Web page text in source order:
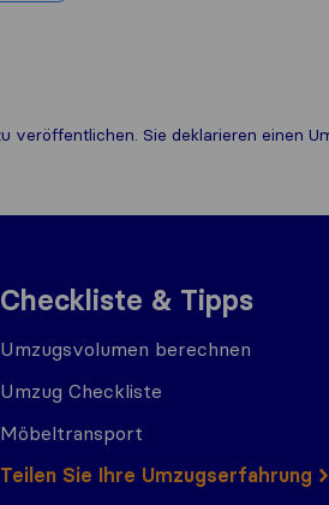
veröffentlichen. Sie deklarieren einen
Checkliste & Tipps
Umzugsvolumen berechnen
Umzug Checkliste
Möbeltransport
Teilen Sie Ihre Umzugserfahrung